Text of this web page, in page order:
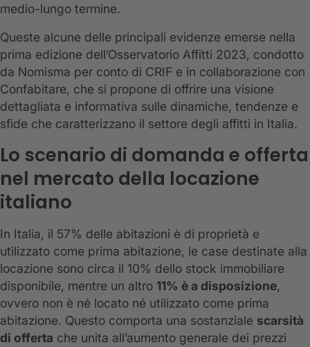
medio-lungo termine.
Queste alcune delle principali evidenze emerse nella
prima edizione dell’Osservatorio Affitti 2023, condotto
da Nomisma per conto di CRIF e in collaborazione con
Confabitare, che si propone di offrire una visione
dettagliata e informativa sulle dinamiche, tendenze e
sfide che caratterizzano il settore degli affitti in Italia.
Lo scenario di domanda e offerta
nel mercato della locazione
italiano
In Italia, il 57% delle abitazioni è di proprietà e
utilizzato come prima abitazione, le case destinate alla
locazione sono circa il 10% dello stock immobiliare
disponibile, mentre un altro 11% è a disposizione,
ovvero non è né locato né utilizzato come prima
abitazione. Questo comporta una sostanziale scarsità
di offerta che unita all’aumento generale dei prezzi